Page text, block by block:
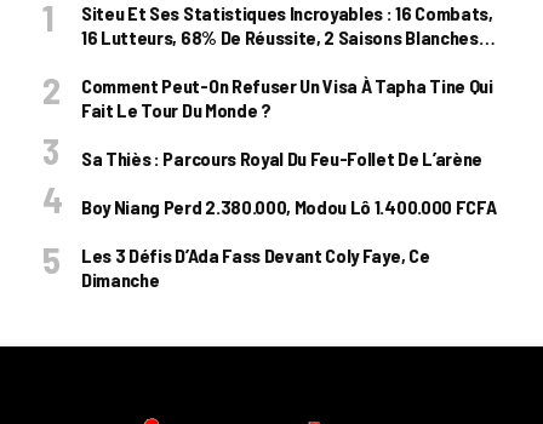
Siteu Et Ses Statistiques Incroyables : 16 Combats,
16 Lutteurs, 68% De Réussite, 2 Saisons Blanches…
Comment Peut-On Refuser Un Visa À Tapha Tine Qui
Fait Le Tour Du Monde ?
Sa Thiès : Parcours Royal Du Feu-Follet De L’arène
Boy Niang Perd 2.380.000, Modou Lô 1.400.000 FCFA
Les 3 Défis D’Ada Fass Devant Coly Faye, Ce
Dimanche